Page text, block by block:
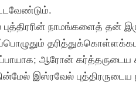
நாமங்களைத் தன்
ஆரோன் கர்த்தருடைய
இஸ்ரவேல் புத்திரருடைய